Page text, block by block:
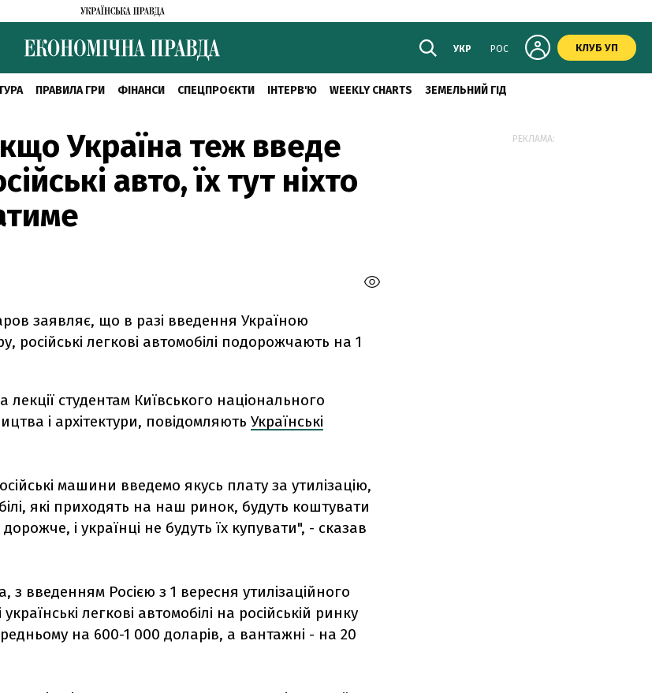
УКР РОС КЛУБ УП
ПРАВИЛА ГРИ ФІНАНСИ СПЕЦПРОЄКТИ ІНТЕРВ'Ю WEEKLY CHARTS ЗЕМЕЛЬНИЙ ГІД
Україна теж введе
авто, їх тут ніхто
заявляє, що в разі введення Україною
російські легкові автомобілі подорожчають на 1
лекції студентам Київського національного
і архітектури, повідомляють Українські
машини введемо якусь плату за утилізацію,
які приходять на наш ринок, будуть коштувати
і українці не будуть їх купувати", - сказав
з введенням Росією з 1 вересня утилізаційного
легкові автомобілі на російській ринку
на 600-1 000 доларів, а вантажні - на 20
РЕКЛАМА: